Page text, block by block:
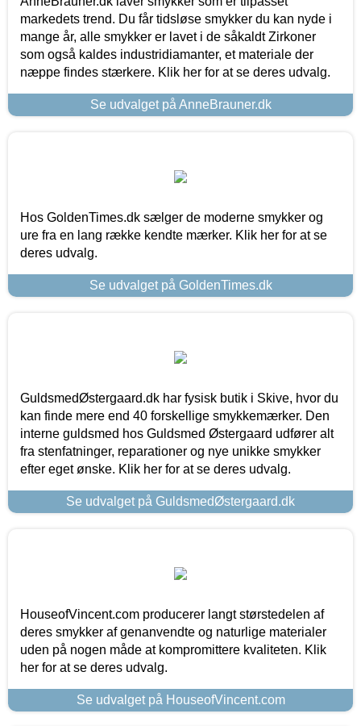
markedets trend. Du får tidsløse smykker du kan nyde i
mange år, alle smykker er lavet i de såkaldt Zirkoner
som også kaldes industridiamanter, et materiale der
næppe findes stærkere. Klik her for at se deres udvalg.
Se udvalget på AnneBrauner.dk
Hos GoldenTimes.dk sælger de moderne smykker og
ure fra en lang række kendte mærker. Klik her for at se
deres udvalg.
Se udvalget på GoldenTimes.dk
GuldsmedØstergaard.dk har fysisk butik i Skive, hvor du
kan finde mere end 40 forskellige smykkemærker. Den
interne guldsmed hos Guldsmed Østergaard udfører alt
fra stenfatninger, reparationer og nye unikke smykker
efter eget ønske. Klik her for at se deres udvalg.
Se udvalget på GuldsmedØstergaard.dk
HouseofVincent.com producerer langt størstedelen af
deres smykker af genanvendte og naturlige materialer
uden på nogen måde at kompromittere kvaliteten. Klik
her for at se deres udvalg.
Se udvalget på HouseofVincent.com